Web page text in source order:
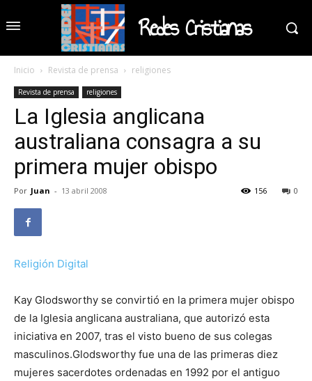
Redes Cristianas
Inicio Revista de prensa religiones
Revista de prensa religiones
La Iglesia anglicana
australiana consagra a su
primera mujer obispo
Por Juan - 13 abril 2008 0
156
Religión Digital
Kay Glodsworthy se convirtió en la primera mujer obispo
de la Iglesia anglicana australiana, que autorizó esta
iniciativa en 2007, tras el visto bueno de sus colegas
masculinos.Glodsworthy fue una de las primeras diez
mujeres sacerdotes ordenadas en 1992 por el antiguo